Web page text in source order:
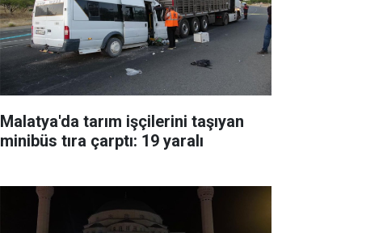
Malatya'da tarım işçilerini taşıyan
minibüs tıra çarptı: 19 yaralı